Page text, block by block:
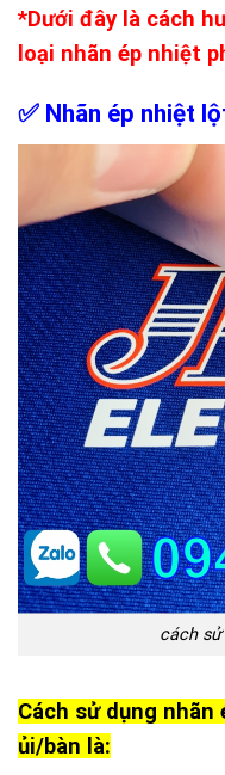
*Dưới đây là cách
loại nhãn ép nhiệt
✅ Nhãn ép nhiệt
cách sử
Cách sử dụng
ủi/bàn là: